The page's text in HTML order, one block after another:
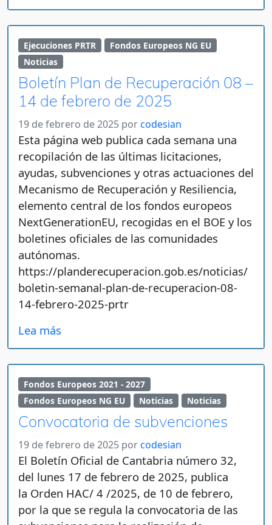
Ejecuciones PRTR
Fondos Europeos NG EU
Noticias
Boletín Plan de Recuperación 08 –
14 de febrero de 2025
19 de febrero de 2025 por codesian
Esta página web publica cada semana una
recopilación de las últimas licitaciones,
ayudas, subvenciones y otras actuaciones del
Mecanismo de Recuperación y Resiliencia,
elemento central de los fondos europeos
NextGenerationEU, recogidas en el BOE y los
boletines oficiales de las comunidades
autónomas.
https://planderecuperacion.gob.es/noticias/
boletin-semanal-plan-de-recuperacion-08-
14-febrero-2025-prtr
Lea más
Fondos Europeos 2021 - 2027
Fondos Europeos NG EU
Noticias Noticias
Convocatoria de subvenciones
19 de febrero de 2025 por codesian
El Boletín Oficial de Cantabria número 32,
del lunes 17 de febrero de 2025, publica
la Orden HAC/ 4 /2025, de 10 de febrero,
por la que se regula la convocatoria de las